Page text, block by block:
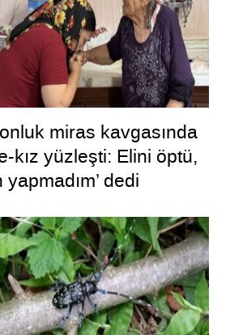
miras kavgasında
kız yüzleşti: Elini öptü,
yapmadım’ dedi